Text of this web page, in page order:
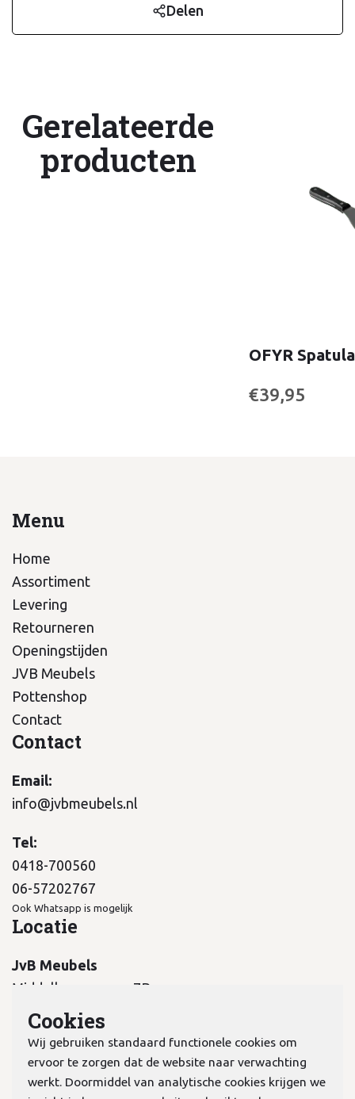
Delen
Gerelateerde
producten
OFYR
€39,95
Menu
Home
Assortiment
Levering
Retourneren
Openingstijden
JVB Meubels
Pottenshop
Contact
Contact
Email:
info@jvbmeubels.nl
Tel:
0418-700560
06-57202767
Ook Whatsapp is mogelijk
Locatie
JvB Meubels
Middelkampseweg 7B
5311 PC Gameren
Cookies
Wij gebruiken standaard functionele cookies om
ervoor te zorgen dat de website naar verwachting
werkt. Doormiddel van analytische cookies krijgen we